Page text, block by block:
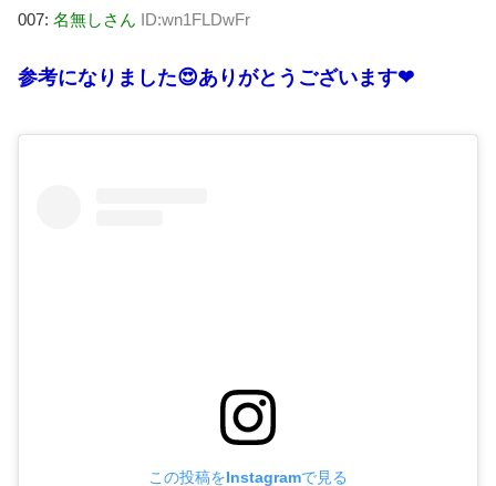
007: 名無しさん ID:wn1FLDwFr
参考になりました😍ありがとうございます❤
この投稿をInstagramで見る